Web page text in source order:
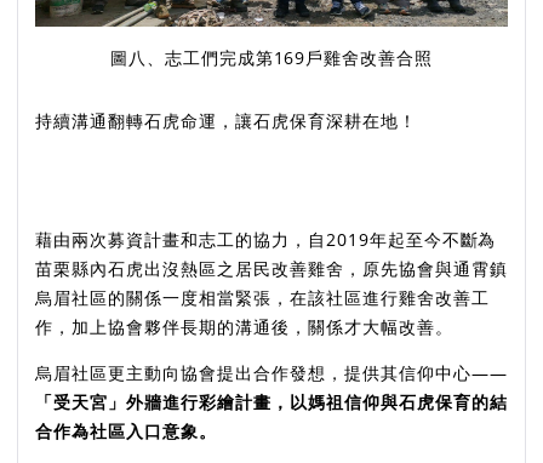
圖八、志工們完成第169戶雞舍改善合照
持續溝通翻轉石虎命運，讓石虎保育深耕在地！
藉由兩次募資計畫和志工的協力，自2019年起至今不斷為
苗栗縣內石虎出沒熱區之居民改善雞舍， 原先協會與通霄鎮
烏眉社區的關係一度相當緊張，在該社區進行雞舍改善工
作，加上協會夥伴長期的溝通後，關係才大幅改善。
烏眉社區更主動向協會提出合作發想，提供其信仰中心——
「受天宮」外牆進行彩繪計畫，以媽祖信仰與石虎保育的結
合作為社區入口意象。